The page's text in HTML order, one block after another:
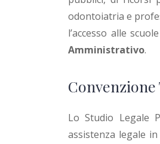
odontoiatria e
l’accesso alle
Amministrativo.
Lo Studio Legale
assistenza legale